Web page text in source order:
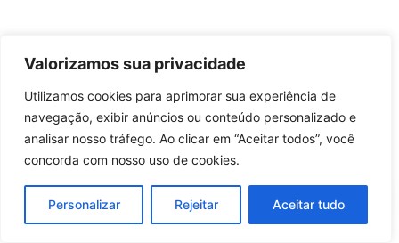
Valorizamos sua privacidade
Utilizamos cookies para aprimorar sua experiência de
navegação, exibir anúncios ou conteúdo personalizado e
analisar nosso tráfego. Ao clicar em “Aceitar todos”, você
concorda com nosso uso de cookies.
Personalizar Rejeitar Aceitar tudo